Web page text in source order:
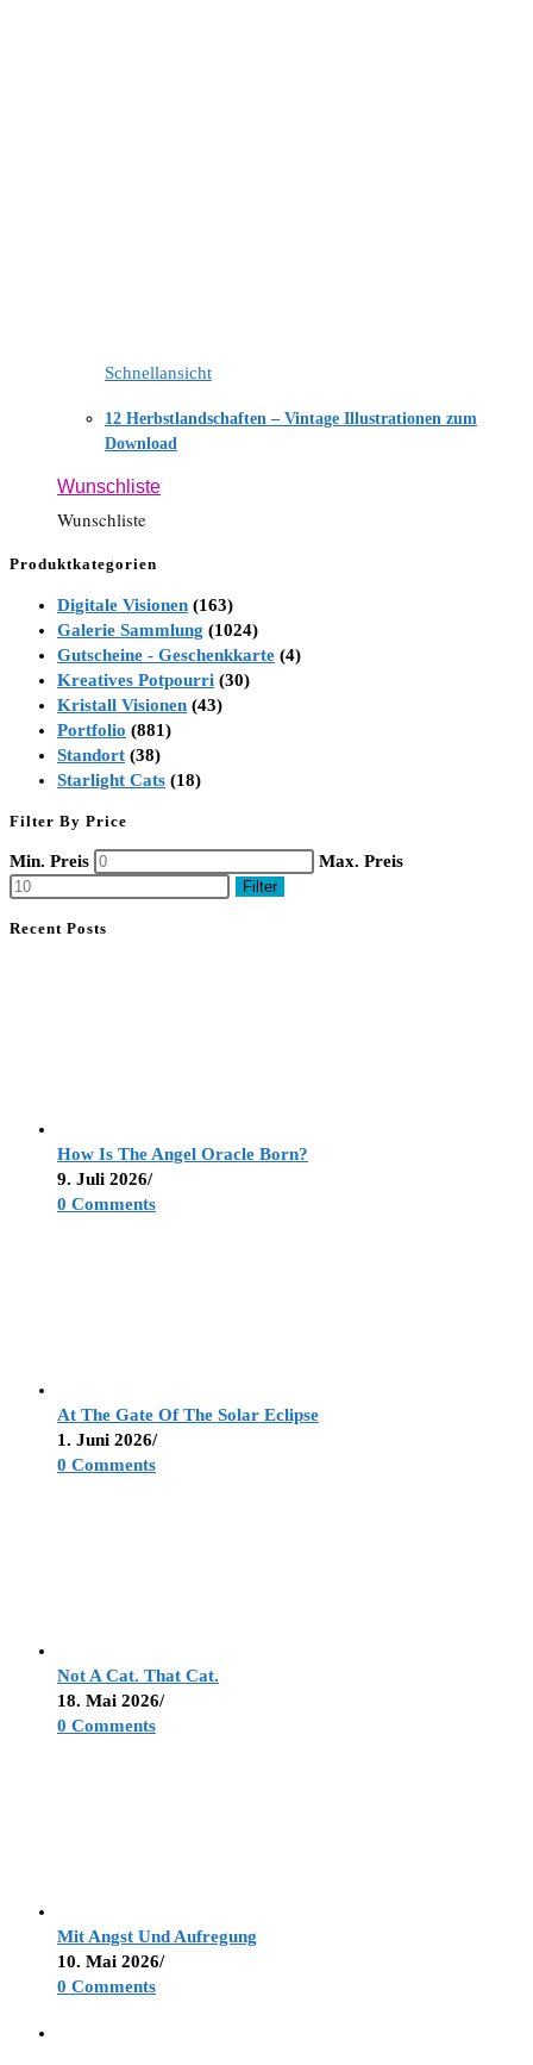
Schnellansicht
12 Herbstlandschaften – Vintage Illustrationen zum
Download
Wunschliste
Wunschliste
Produktkategorien
Digitale Visionen (163)
Galerie Sammlung (1024)
Gutscheine - Geschenkkarte (4)
Kreatives Potpourri (30)
Kristall Visionen (43)
Portfolio (881)
Standort (38)
Starlight Cats (18)
Filter By Price
Min. Preis Max. Preis
Filter
Recent Posts
How Is The Angel Oracle Born?
9. Juli 2026/
0 Comments
At The Gate Of The Solar Eclipse
1. Juni 2026/
0 Comments
Not A Cat. That Cat.
18. Mai 2026/
0 Comments
Mit Angst Und Aufregung
10. Mai 2026/
0 Comments